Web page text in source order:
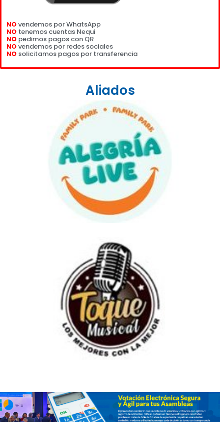
NOvendemos por WhatsApp
NO tenemos cuentas Nequi
NO pedimos pagos con QR
NOvendemos por redes sociales
NO solicitamos pagos por transferencia
Aliados